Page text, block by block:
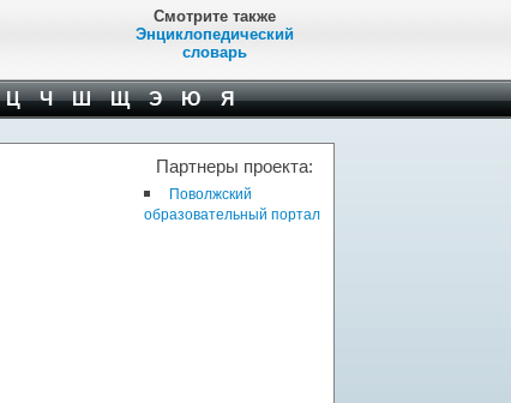
Смотрите также
Энциклопедический
словарь
Ц Ч Ш Щ Э Ю Я
Партнеры проекта:
Поволжский
образовательный портал